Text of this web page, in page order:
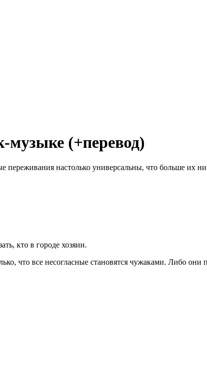
музыке (+перевод)
настолько универсальны, что больше их
кто в городе хозяин.
что все несогласные становятся чужаками. Либо они